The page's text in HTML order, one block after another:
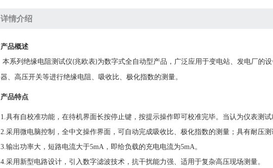
详情介绍
产品概述
本系列 绝缘电阻测试仪(兆欧表)为数字式全自动型产品， 广泛应用于变电站、发电厂的
器、 高压开关等进行绝缘电阻、吸收比、极化指数的测量。
产品特点
1.具有自校准功能，在待机界面长按停止键，按提示操作即可校准完毕。当认为仪表测
2.采用微电脑控制，全中文操作界面，可自动完成吸收比、极化指数的测量；具有耐压测
3.输出功率大，短路电流大于5mA ，即给负载的充电电流为5mA。
4.采用新型电路设计，引入数字滤波技术，抗干扰能力强、适用于复杂高压现场测量。